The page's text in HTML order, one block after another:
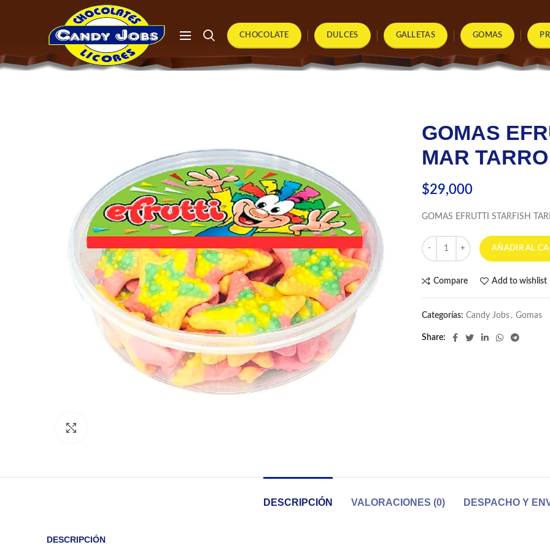
CHOCOLATE DULCES GALLETAS GOMAS
GOMAS
MAR
$29,000
GOMAS EFRUTTI STARFISH
GOMAS EFRUTTI ESTRELLAS
AÑADIR AL
Compare Add to wishlist
Categorías: Candy Jobs , Gomas
Share
DESCRIPCIÓN VALORACIONES (0) DESPACHO Y
DESCRIPCIÓN